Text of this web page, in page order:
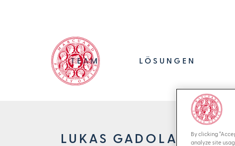
TEAM LÖSUNGEN
LUKAS GADOLA
By clicking
analyze site